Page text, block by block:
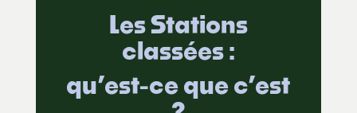
Les Stations
classées :
qu’est-ce que c’est